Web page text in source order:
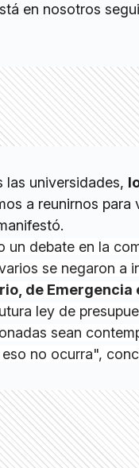
en nosotros
las universidades,
a reunirnos para
un debate en la
se negaron a
de Emergencia
ley de
sean
no ocurra",